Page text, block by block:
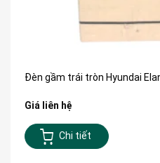
Đèn gầm trái tròn Hyundai
Giá liên hệ
Chi tiết